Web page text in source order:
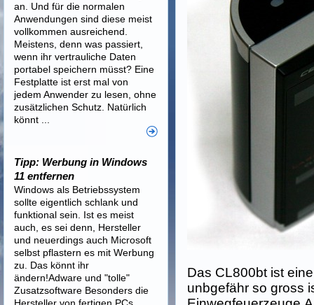
Das CL800bt ist
unbgefähr so gross
an. Und für die normalen
Anwendungen sind diese meist
vollkommen ausreichend.
Meistens, denn was passiert,
wenn ihr vertrauliche Daten
portabel speichern müsst? Eine
Festplatte ist erst mal von
jedem Anwender zu lesen, ohne
zusätzlichen Schutz. Natürlich
könnt ...
Tipp: Werbung in Windows
11 entfernen
Windows als Betriebssystem
sollte eigentlich schlank und
funktional sein. Ist es meist
auch, es sei denn, Hersteller
und neuerdings auch Microsoft
selbst pflastern es mit Werbung
zu. Das könnt ihr
ändern!Adware und "tolle"
Zusatzsoftware Besonders die